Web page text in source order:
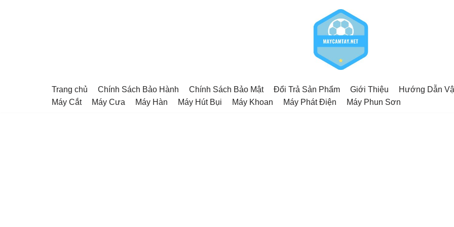
Trang chủ Chính Sách Bảo Hành Chính Sách Bảo Mật Đổi Trả Sản Phẩm Giới Thiệu Hướng Dẫn
Máy Cắt
Máy Cưa Máy Hàn Máy Hút Bụi Máy Khoan Máy Phát Điện Máy Phun Sơn